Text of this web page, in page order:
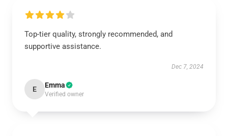
Top-tier quality, strongly recommended, and
supportive assistance.
Dec 7, 2024
E Emma
Verified owner